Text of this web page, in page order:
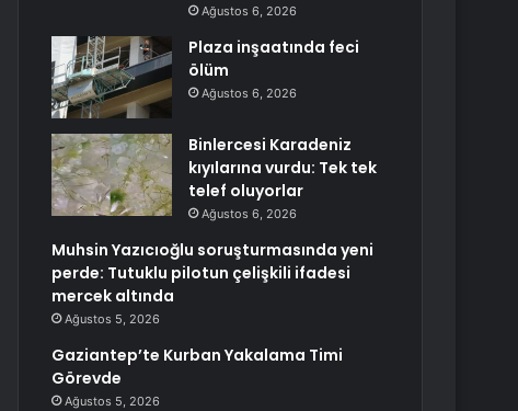
Ağustos 6, 2026
Plaza inşaatında feci
ölüm
Ağustos 6, 2026
Binlercesi Karadeniz
kıyılarına vurdu: Tek tek
telef oluyorlar
Ağustos 6, 2026
Muhsin Yazıcıoğlu soruşturmasında yeni
perde: Tutuklu pilotun çelişkili ifadesi
mercek altında
Ağustos 5, 2026
Gaziantep’te Kurban Yakalama Timi
Görevde
Ağustos 5, 2026